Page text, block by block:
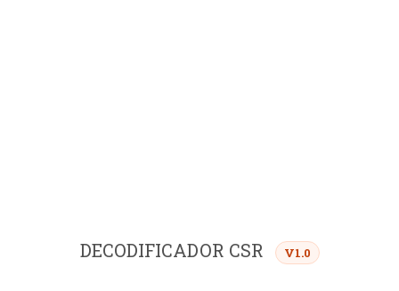
DECODIFICADOR CSR V1.0